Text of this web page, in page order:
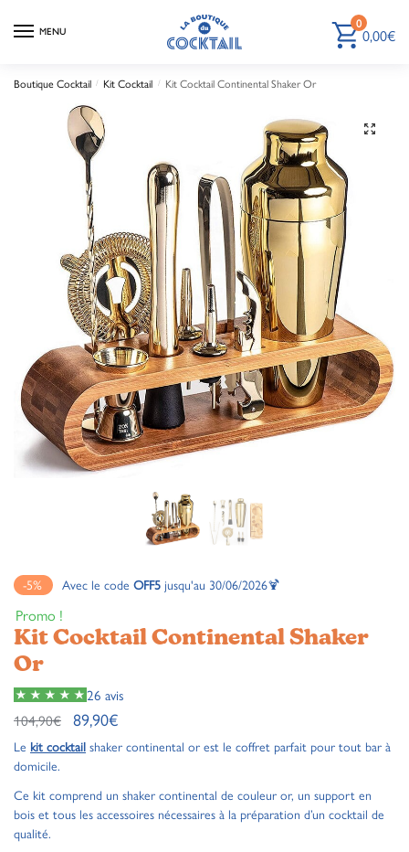
MENU 0
0,00€
Boutique Cocktail / Kit Cocktail / Kit Cocktail Continental Shaker Or
🔍
-5% Avec le code OFF5 jusqu'au 30/06/2026🍹
Promo !
Kit Cocktail Continental Shaker
Or
26 avis
104,90€ 89,90€
Le kit cocktail shaker continental or est le coffret parfait pour tout bar à
domicile.
Ce kit comprend un shaker continental de couleur or, un support en
bois et tous les accessoires nécessaires à la préparation d’un cocktail de
qualité.